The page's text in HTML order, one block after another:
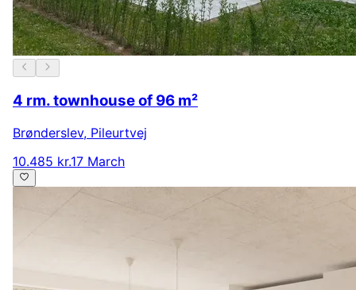
4 rm. townhouse of 96 m²
Brønderslev, Pileurtvej
10.485 kr.17 March